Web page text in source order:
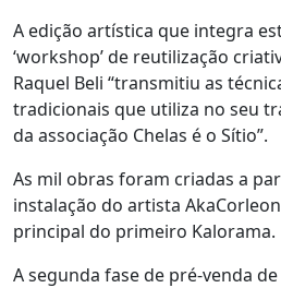
A edição artística que integra
‘workshop’ de reutilização
Raquel Beli “transmitiu as
tradicionais que utiliza no seu
da associação Chelas é o Sítio”.
As mil obras foram criadas a
instalação do artista
principal do primeiro Kalorama.
A segunda fase de pré-venda